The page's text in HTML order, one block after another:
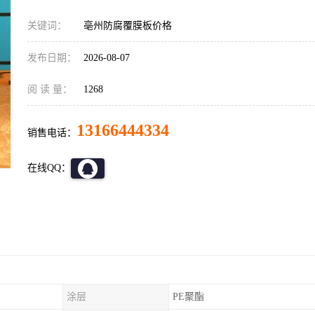
关键词： 亳州防腐覆膜板价格
发布日期： 2026-08-07
阅 读 量： 1268
销售电话： 13166444334
在线QQ：
涂层 PE聚酯